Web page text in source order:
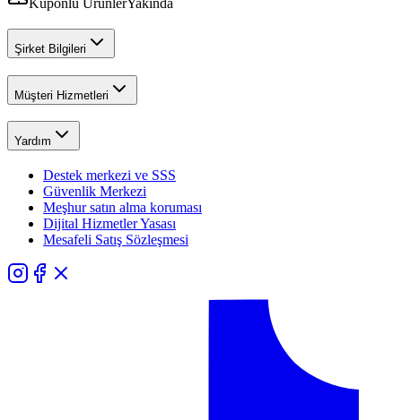
Kuponlu ÜrünlerYakında
Şirket Bilgileri
Müşteri Hizmetleri
Yardım
Destek merkezi ve SSS
Güvenlik Merkezi
Meşhur satın alma koruması
Dijital Hizmetler Yasası
Mesafeli Satış Sözleşmesi